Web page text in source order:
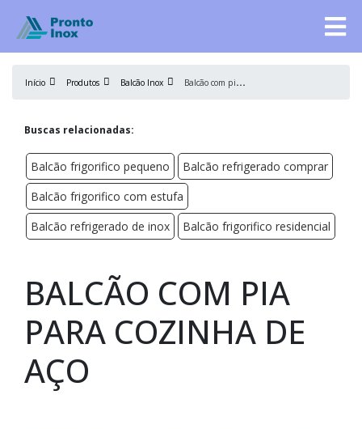
Início Produtos Balcão Inox B
alcão com pia para cozinha de aço
Buscas relacionadas:
Balcão frigorifico pequeno
Balcão refrigerado comprar
Balcão frigorifico com estufa
Balcão refrigerado de inox
Balcão frigorifico residencial
BALCÃO COM PIA
PARA COZINHA DE
AÇO